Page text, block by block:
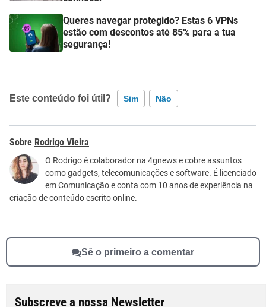
Queres navegar protegido? Estas 6 VPNs
estão com descontos até 85% para a tua
segurança!
Este conteúdo foi útil? Sim Não
Este conteúdo contém informação incorreta
Este conteúdo não tem a informação que procuro
Outro
Rodrigo Vieira
O Rodrigo é colaborador na 4gnews e cobre assuntos
como gadgets, telecomunicações e software. É licenciado
em Comunicação e conta com 10 anos de experiência na
criação de conteúdo escrito online.
Sê o primeiro a comentar
Subscreve a nossa Newsletter